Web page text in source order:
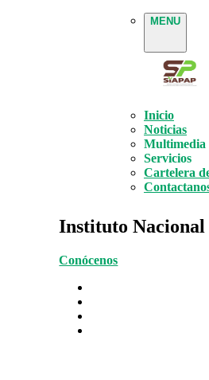
MENU
Inicio
Noticias
Multimedia
Servicios
Cartelera
Instituto Nacional
Conócenos